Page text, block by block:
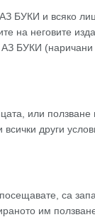
БУКИ и всяко
на неговите
АЗ БУКИ
или
други
са
им